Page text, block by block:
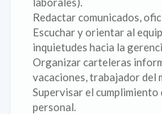
Redactar comunicados,
Escuchar y orientar al
inquietudes hacia la
Organizar carteleras
vacaciones, trabajador del
Supervisar el cumplimiento
personal.